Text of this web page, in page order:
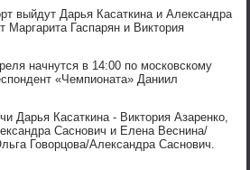
выйдут Дарья Касаткина и Александра
Маргарита Гаспарян и Виктория
начнутся в 14:00 по московскому
«Чемпионата» Даниил
Дарья Касаткина - Виктория Азаренко,
Саснович и Елена Веснина/
Говорцова/Александра Саснович.